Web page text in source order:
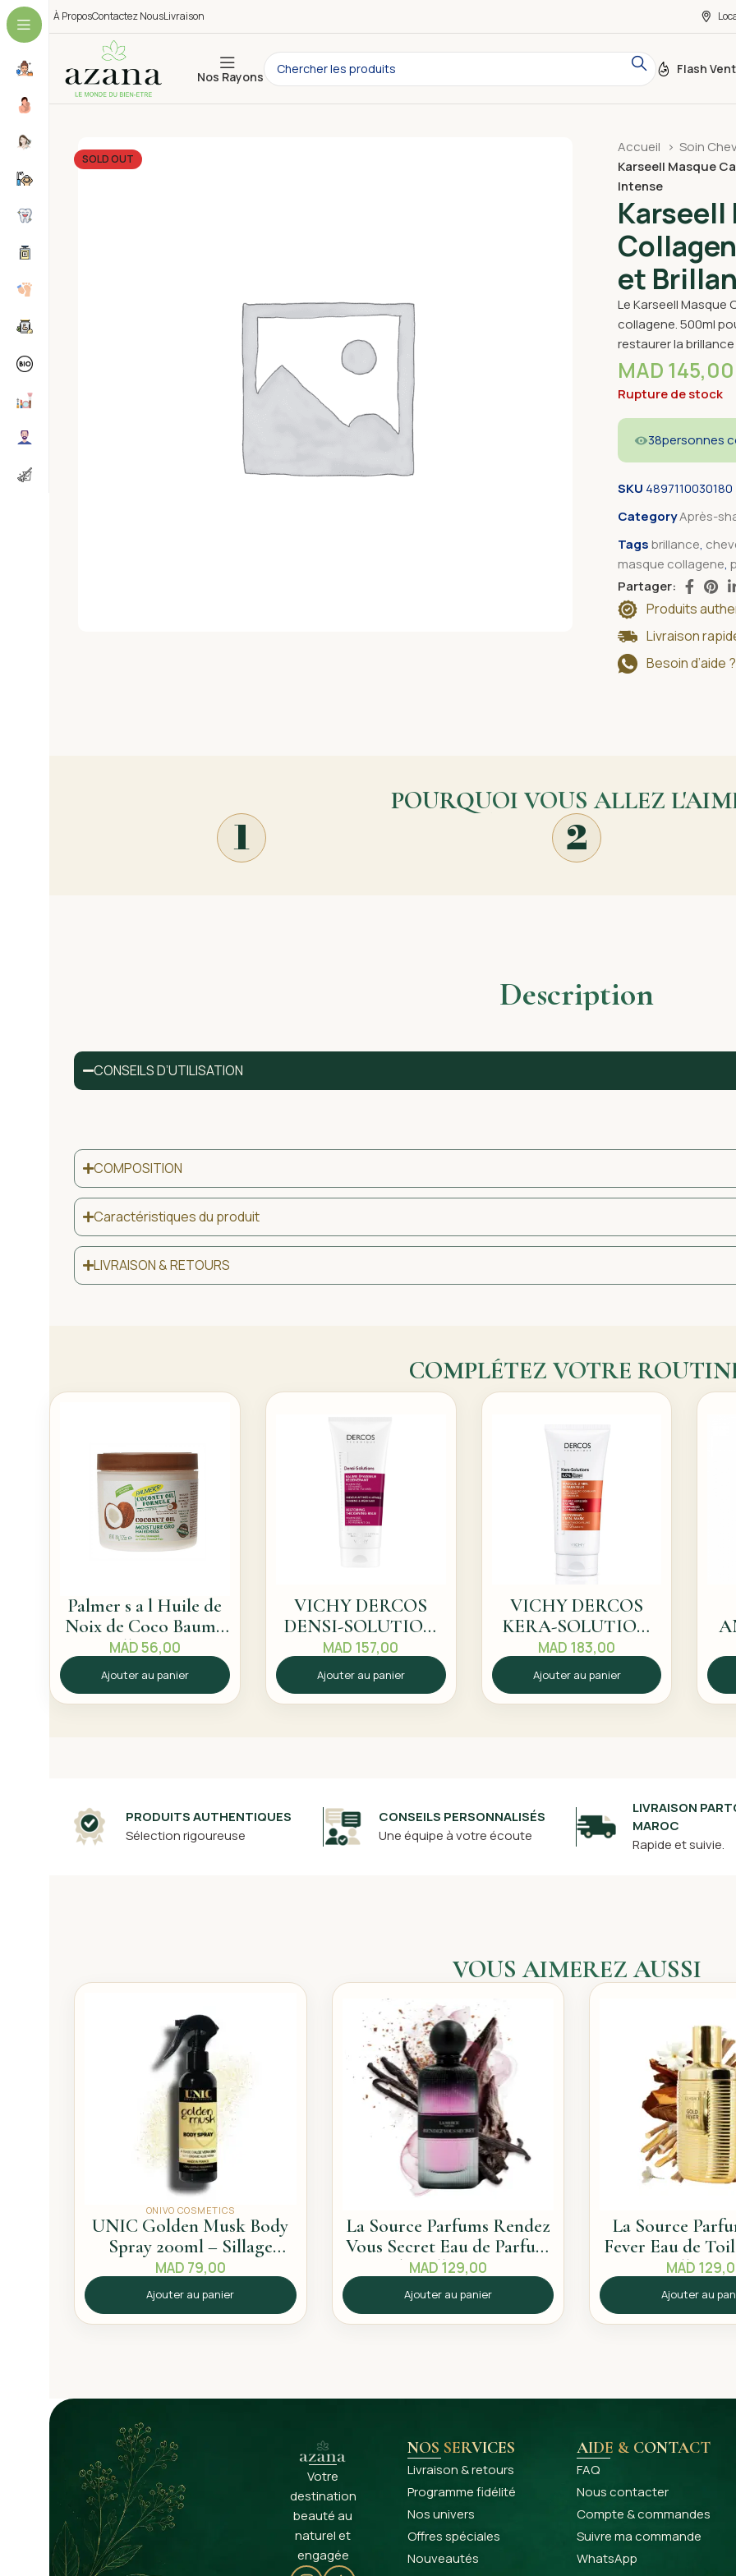
À ProposContactez NousLivraison
Nos Rayons
Flash
SOLD OUT
Accueil
Soin
Karseell Masque
Intense
et
Le Karseell Masque
collagene. 500ml
restaurer la
MAD 145,00
Rupture de stock
38personnes
SKU 4897110030180
CategoryAprès-
Tagsbrillance,
masque collagene,
Partager:
Produits
Livraison
Besoin
POURQUOI VOUS ALLEZ
1 2
Description
CONSEILS D’UTILISATION
COMPOSITION
Caractéristiques du produit
LIVRAISON & RETOURS
COMPLÉTEZ VOTRE
Palmer s a l Huile de
Noix de Coco Baume
Capillaire 150 g
MAD56,00
Ajouter au panier
VICHY DERCOS
DENSI-SOLUTION
BAUME EPAISSEUR
REGENERANT
200ML
MAD 157,00
Ajouter au panier
VICHY DERCOS
KERA-SOLUTION
MASQUE 2 MIN
REPARATEUR
200ML
MAD 183,00
Ajouter au panier
PRODUITS AUTHENTIQUES
Sélection rigoureuse
CONSEILS PERSONNALISÉS
Une équipe à votre écoute
LIVRAISON
MAROC
Rapide et suivie.
VOUS AIMEREZ AUSSI
ONIVO COSMETICS
UNIC Golden Musk Body
Spray 200ml – Sillage
propre
MAD 79,00
Ajouter au panier
La Source Parfums Rendez
Vous Secret Eau de Parfum
60ml – Sillage intense
MAD 129,00
Ajouter au panier
La Source
Fever Eau de
– Sillage
MAD
Ajouter au
Votre
destination
beauté au
naturel et
engagée
NOS SERVICES
Livraison & retours
Programme fidélité
Nos univers
Offres spéciales
Nouveautés
AIDE & CONTACT
FAQ
Nous contacter
Compte & commandes
Suivre ma commande
WhatsApp